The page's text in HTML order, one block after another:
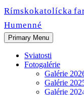
Skip
to
content
Rímskokatolícka
Humenné
Primary Menu
Sviatosti
Fotogalérie
Galérie
Galérie
Galérie